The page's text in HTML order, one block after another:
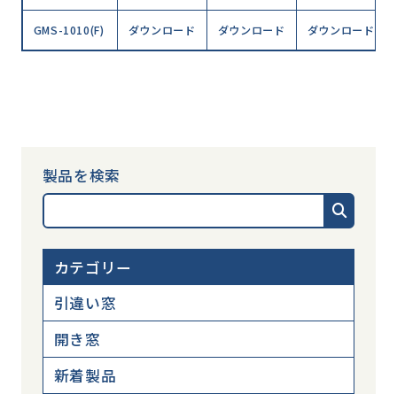
GMS-1010(F) ダウンロード ダウンロード ダウンロード
製品を検索
カテゴリー
引違い窓
開き窓
新着製品